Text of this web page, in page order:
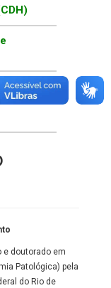
e doutorado em
Patológica) pela
do Rio de